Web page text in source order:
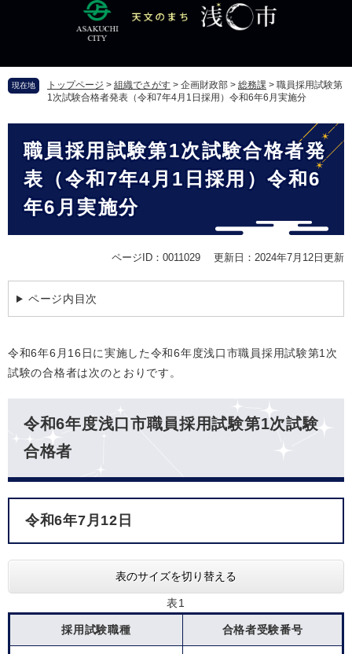
頭
す
飛
し
現在地 トップページ > 組織でさがす > 企画財政部 > 総務課 > 職員採用試験第
1次試験合格者発表（令和7年4月1日採用）令和6年6月実施分
職員採用試験第1次試験合格者発
表（令和7年4月1日採用）令和6
年6月実施分
ページID：0011029 更新日：2024年7月12日更新
ページ内目次
令和6年6月16日に実施した令和6年度浅口市職員採用試験第1次
試験の合格者は次のとおりです。
令和6年度浅口市職員採用試験第1次試験
合格者
令和6年7月12日
表のサイズを切り替える
表1
採用試験職種 合格者受験番号